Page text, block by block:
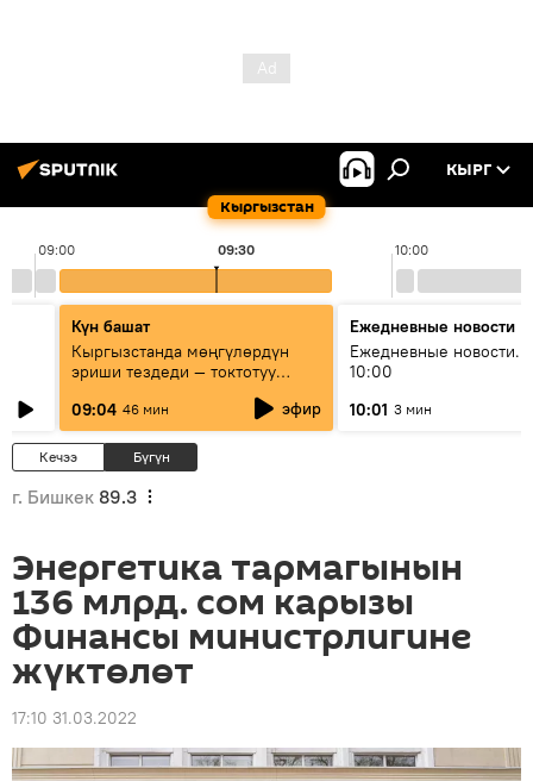
Кыргызстан
КЫРГ
09:00 10:00
09:30
Күн башат
Кыргызстанда мөңгүлөрдүн
эриши тездеди — токтотуу
09:04 46 мин эфир
Ежедневные новости
Ежедневные новости.
10:00
10:01 3 мин
Кечээ Бүгүн
г. Бишкек 89.3
Энергетика тармагынын
136 млрд. сом карызы
Финансы министрлигине
жүктөлөт
17:10 31.03.2022